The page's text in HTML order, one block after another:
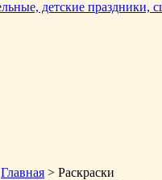
Главная > Раскраски